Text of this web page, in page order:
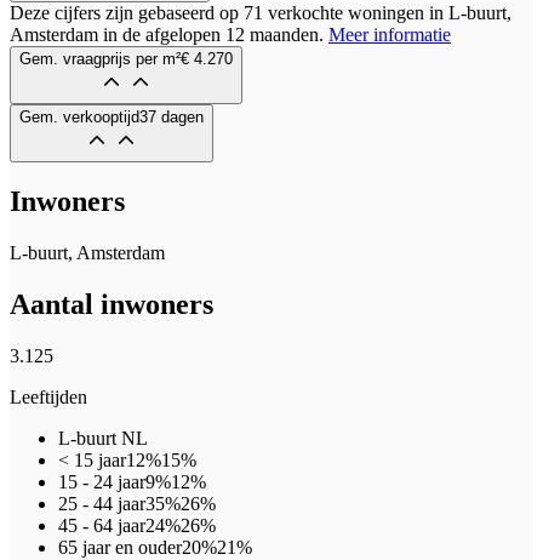
Deze cijfers zijn gebaseerd op 71 verkochte woningen in L-buurt,
Amsterdam in de afgelopen 12 maanden. Meer informatie
Gem. vraagprijs per m²€ 4.270
Gem. verkooptijd37 dagen
Inwoners
L-buurt, Amsterdam
Aantal inwoners
3.125
Leeftijden
L-buurt NL
< 15 jaar12%15%
15 - 24 jaar9%12%
25 - 44 jaar35%26%
45 - 64 jaar24%26%
65 jaar en ouder20%21%